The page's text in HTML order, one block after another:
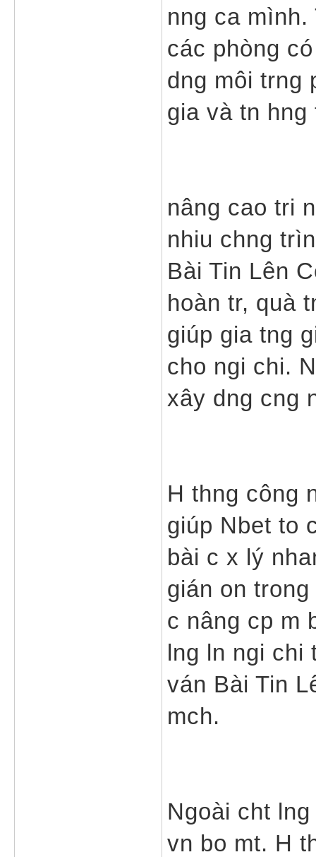
nng ca
các phòng
dng môi trng
gia và tn
nâng cao tri
nhiu chng
Bài Tin Lên
hoàn tr, quà
giúp gia tng
cho ngi chi.
xây dng cng
H thng công
giúp Nbet to
bài c x lý
gián on
c nâng cp m
lng ln ngi chi
ván Bài Tin
mch.
Ngoài cht
vn bo mt. H